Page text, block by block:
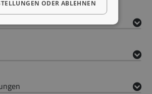
ODER ABLEHNEN